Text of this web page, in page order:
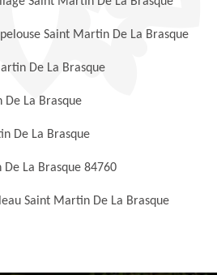
Saint Martin De La Brasque
De La Brasque
De La Brasque
De La Brasque
La Brasque 84760
Saint Martin De La Brasque